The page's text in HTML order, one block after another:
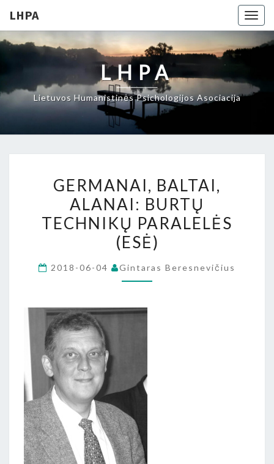
LHPA
LHPA
Lietuvos Humanistinės Psichologijos Asociacija
BALTAI,
ALANAI:
BURTŲ
TECHNIKŲ
PARALELĖS
(ESĖ)
GERMANAI, BALTAI,
ALANAI: BURTŲ
TECHNIKŲ PARALELĖS
(ESĖ)
2018-06-04 Gintaras Beresnevičius